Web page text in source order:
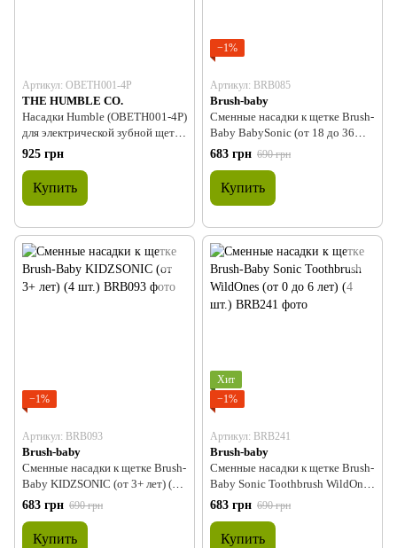
Артикул: ОВЕТН001-4Р
THE HUMBLE CO.
Насадки Humble (ОВЕТН001-4Р)
для электрической зубной щетки
Oral-B, мягкие, из пшеничного
крахмала (4 шт.)
925 грн
Купить
−1%
Артикул: BRB085
Brush-baby
Сменные насадки к щетке Brush-
Baby BabySonic (от 18 до 36
месяцев) (4 шт.)
683 грн 690 грн
Купить
−1%
Артикул: BRB093
Brush-baby
Сменные насадки к щетке Brush-
Baby KIDZSONIC (от 3+ лет) (4
шт.)
683 грн 690 грн
Купить
Хит
−1%
Артикул: BRB241
Brush-baby
Сменные насадки к щетке Brush-
Baby Sonic Toothbrush WildOnes
(от 0 до 6 лет) (4 шт.)
683 грн 690 грн
Купить